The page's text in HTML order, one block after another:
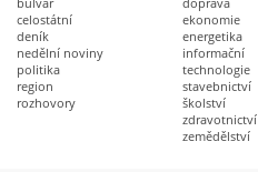
celostátní
deník
nedělní noviny
politika
region
rozhovory
ekonomie
energetika
informační
technologie
stavebnictví
školství
zdravotnictví
zemědělství